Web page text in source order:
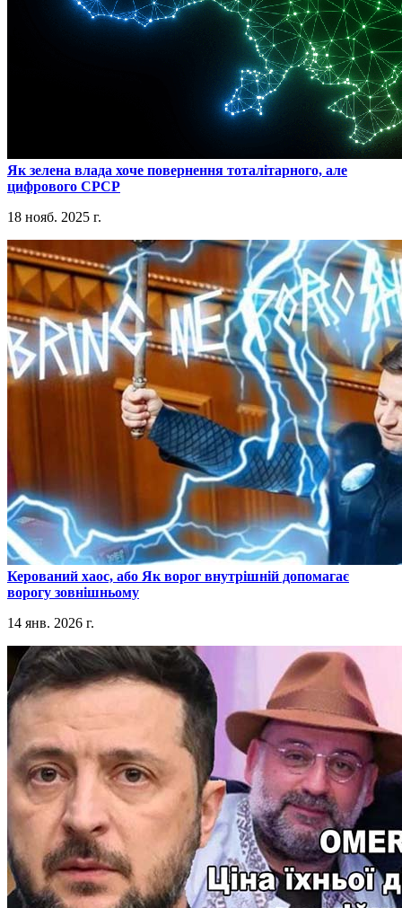
​Як зелена влада хоче повернення тоталітарного, але
цифрового СРСР
18 нояб. 2025 г.
​Керований хаос, або Як ворог внутрішній допомагає
ворогу зовнішньому
14 янв. 2026 г.